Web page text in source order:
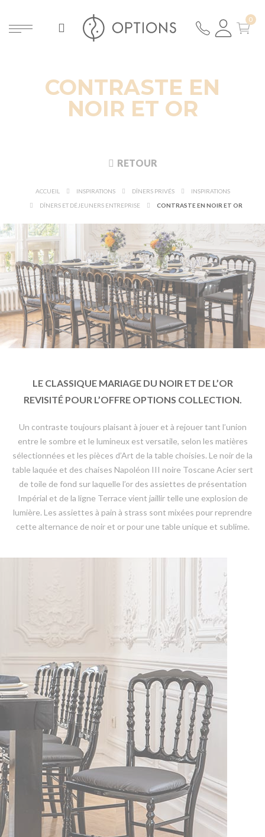
CONTRASTE EN
NOIR ET OR
RETOUR
ACCUEIL INSPIRATIONS DÎNERS PRIVÉS
INSPIRATIONS
DÎNERS ET DÉJEUNERS ENTREPRISE
CONTRASTE EN NOIR ET OR
LE CLASSIQUE MARIAGE DU NOIR ET DE L’OR
REVISITÉ POUR L’OFFRE OPTIONS COLLECTION.
Un contraste toujours plaisant à jouer et à rejouer tant l’union
entre le sombre et le lumineux est versatile, selon les matières
sélectionnées et les pièces d’Art de la table choisies. Le noir de la
table laquée et des chaises Napoléon III noire Toscane Acier sert
de toile de fond sur laquelle l’or des assiettes de présentation
Impérial et de la ligne Terrace vient jaillir telle une explosion de
lumière. Les assiettes à pain à strass sont mixées pour reprendre
cette alternance de noir et or pour une table unique et sublime.